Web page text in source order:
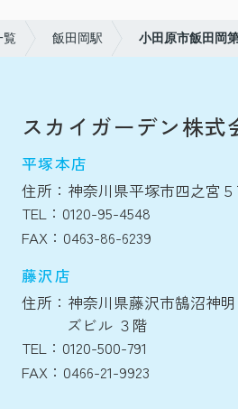
覧 飯田岡駅 小田原市飯田
スカイガーデン株式
平塚本店
住所：神奈川県平塚市四之宮５
TEL：0120-95-4548
FAX：0463-86-6239
藤沢店
住所：神奈川県藤沢市鵠沼神
ズビル ３階
TEL：0120-500-791
FAX：0466-21-9923